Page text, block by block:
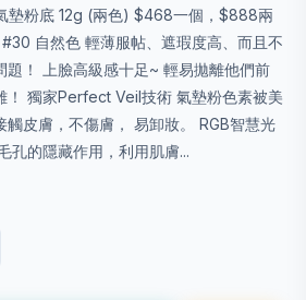
墊粉底 12g (兩色) $468一個，$888兩
自然色 輕薄服帖、遮瑕度高、而且不
題！ 上臉高級感十足~ 輕易拋離他們前
！ 獨家Perfect Veil技術 氣墊粉色素被美
皮膚，不傷膚， 易卸妝。 RGB智慧光
孔的隱藏作用，利用肌膚...